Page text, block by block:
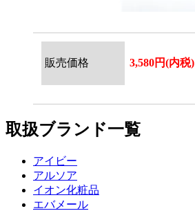
販売価格 3,580円(内税)
取扱ブランド一覧
アイビー
アルソア
イオン化粧品
エバメール